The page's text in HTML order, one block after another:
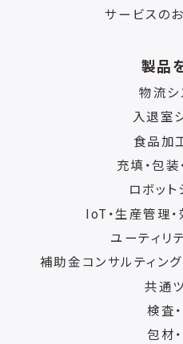
サービスの
製品
物流シ
入退室
食品加
充填・包装
ロボット
IoT・生産管理
ユーティリ
補助金コンサルティン
共通
検査
包材